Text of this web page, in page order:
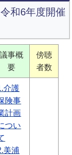
和6年度開催
議事概
要
傍聴
者数
介護
険事
計画
つい
美浦